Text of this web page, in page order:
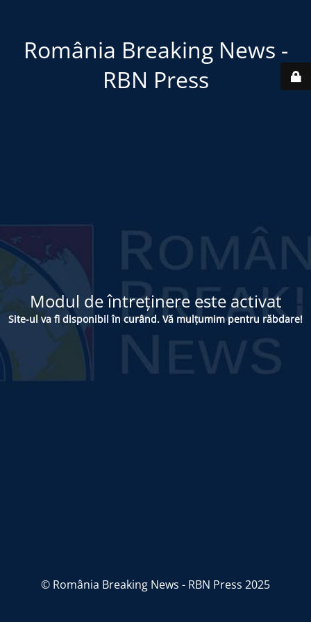
România Breaking News -
RBN Press
Modul de întreținere este activat
Site-ul va fi disponibil în curând. Vă mulțumim pentru răbdare!
© România Breaking News - RBN Press 2025